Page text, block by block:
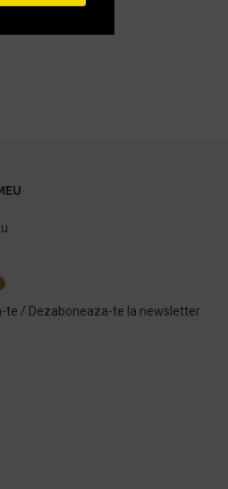
te / Dezaboneaza-te la newsletter